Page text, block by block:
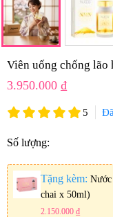
Viên uống chống lão
3.950.000 ₫
5
Số lượng:
Tặng kèm: Nước
chai x 50ml)
2.150.000 ₫